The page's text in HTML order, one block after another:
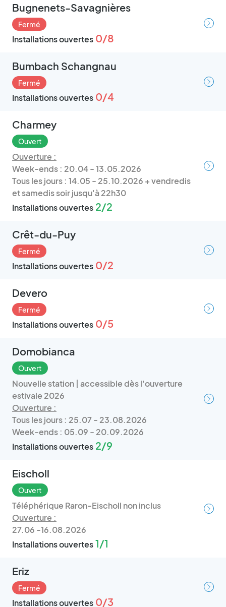
Bugnenets-Savagnières
Fermé
Installations ouvertes 0/8
Bumbach Schangnau
Fermé
Installations ouvertes 0/4
Charmey
Ouvert
Ouverture :
Week-ends : 20.04 - 13.05.2026
Tous les jours : 14.05 - 25.10.2026 + vendredis
et samedis soir jusqu'à 22h30
Installations ouvertes 2/2
Crêt-du-Puy
Fermé
Installations ouvertes 0/2
Devero
Fermé
Installations ouvertes 0/5
Domobianca
Ouvert
Nouvelle station | accessible dès l'ouverture
estivale 2026
Ouverture :
Tous les jours : 25.07 - 23.08.2026
Week-ends : 05.09 - 20.09.2026
Installations ouvertes 2/9
Eischoll
Ouvert
Téléphérique Raron-Eischoll non inclus
Ouverture :
27.06 -16.08.2026
Installations ouvertes1/1
Eriz
Fermé
Installations ouvertes 0/3